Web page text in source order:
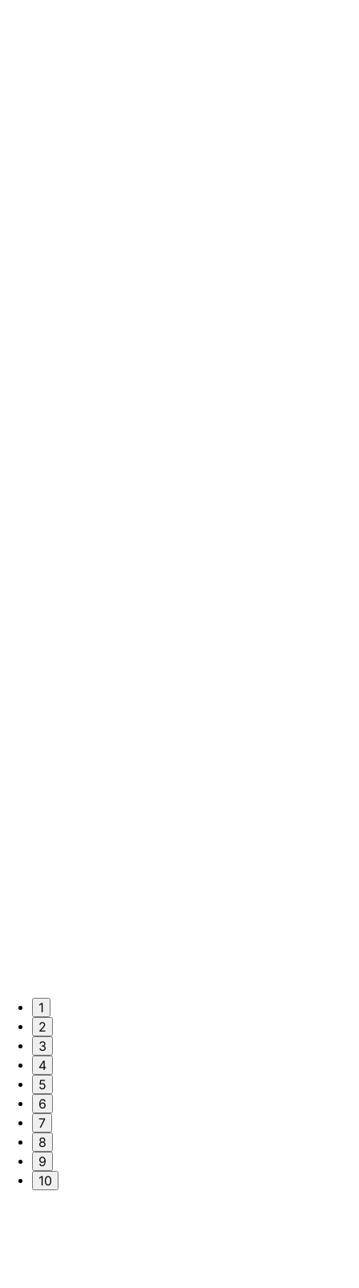
1
2
3
4
5
6
7
8
9
10